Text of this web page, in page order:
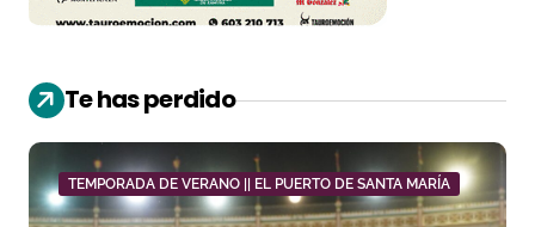
Te has perdido
TEMPORADA DE VERANO || EL PUERTO DE SANTA MARÍA